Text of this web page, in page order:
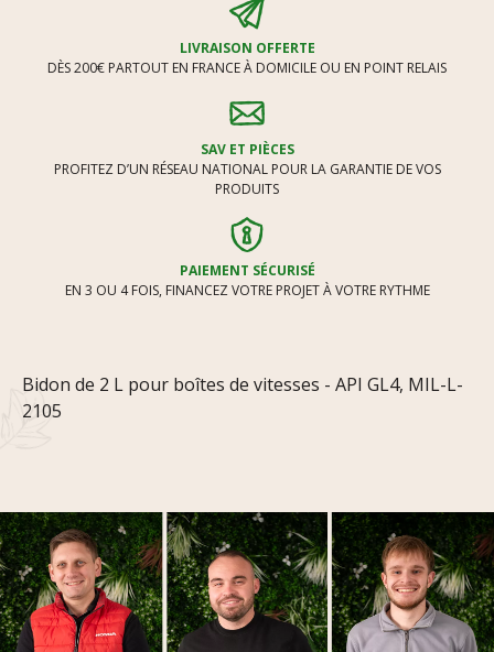
LIVRAISON OFFERTE
DÈS 200€ PARTOUT EN FRANCE À DOMICILE OU EN POINT RELAIS
SAV ET PIÈCES
PROFITEZ D’UN RÉSEAU NATIONAL POUR LA GARANTIE DE VOS
PRODUITS
PAIEMENT SÉCURISÉ
EN 3 OU 4 FOIS, FINANCEZ VOTRE PROJET À VOTRE RYTHME
Bidon de 2 L pour boîtes de vitesses - API GL4, MIL-L-
2105